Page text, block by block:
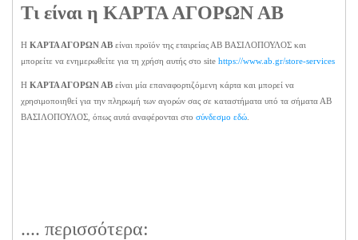
Τι είναι η ΚΑΡΤΑ ΑΓΟΡΩΝ ΑΒ
Η ΚΑΡΤΑ ΑΓΟΡΩΝ ΑΒ είναι προϊόν της εταιρείας ΑΒ ΒΑΣΙΛΟΠΟΥΛΟΣ και
μπορείτε να ενημερωθείτε για τη χρήση αυτής στο site https://www.ab.gr/store-services
Η ΚΑΡΤΑ ΑΓΟΡΩΝ ΑΒ είναι μία επαναφορτιζόμενη κάρτα και μπορεί να
χρησιμοποιηθεί για την πληρωμή των αγορών σας σε καταστήματα υπό τα σήματα ΑΒ
ΒΑΣΙΛΟΠΟΥΛΟΣ, όπως αυτά αναφέρονται στο σύνδεσμο εδώ
.... περισσότερα: